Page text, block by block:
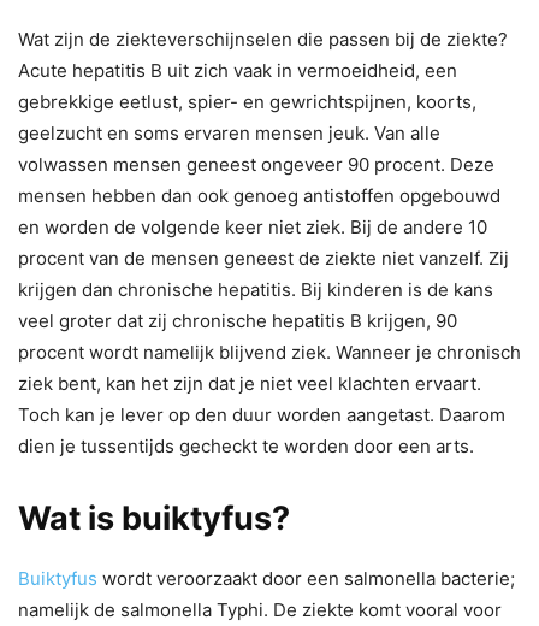
Wat zijn de ziekteverschijnselen die passen bij de ziekte?
Acute hepatitis B uit zich vaak in vermoeidheid, een
gebrekkige eetlust, spier- en gewrichtspijnen, koorts,
geelzucht en soms ervaren mensen jeuk. Van alle
volwassen mensen geneest ongeveer 90 procent. Deze
mensen hebben dan ook genoeg antistoffen opgebouwd
en worden de volgende keer niet ziek. Bij de andere 10
procent van de mensen geneest de ziekte niet vanzelf. Zij
krijgen dan chronische hepatitis. Bij kinderen is de kans
veel groter dat zij chronische hepatitis B krijgen, 90
procent wordt namelijk blijvend ziek. Wanneer je chronisch
ziek bent, kan het zijn dat je niet veel klachten ervaart.
Toch kan je lever op den duur worden aangetast. Daarom
dien je tussentijds gecheckt te worden door een arts.
Wat is buiktyfus?
Buiktyfus wordt veroorzaakt door een salmonella bacterie;
namelijk de salmonella Typhi. De ziekte komt vooral voor